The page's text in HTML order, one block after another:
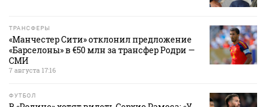
ТРАНСФЕРЫ
«Манчестер Сити» отклонил предложение
«Барселоны» в €50 млн за трансфер Родри —
СМИ
7 августа 17:16
ФУТБОЛ